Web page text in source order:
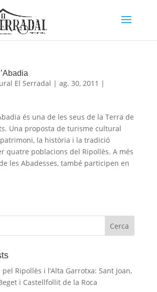
El Serradal | ag. 30, 2011 |
és una de les seus de la Terra de
Una proposta de turisme cultural
la història i la tradició
quatre poblacions del Ripollès. A més
les Abadesses, també participen en
Ripollès i l’Alta Garrotxa: Sant Joan,
i Castellfollit de la Roca